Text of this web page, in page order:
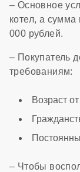
– Основное
котел, а
000 рублей.
– Покупатель
требованиям:
Возраст
– Чтобы